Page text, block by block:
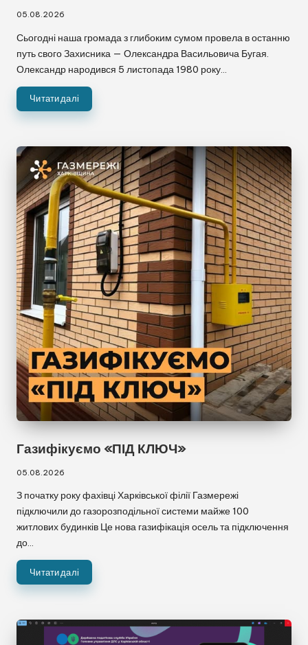
05.08.2026
Сьогодні наша громада з глибоким сумом провела в останню
путь свого Захисника — Олександра Васильовича Бугая.
Олександр народився 5 листопада 1980 року…
Читати далі
Газифікуємо «ПІД КЛЮЧ»
05.08.2026
З початку року фахівці Харківської філії Газмережі
підключили до газорозподільної системи майже 100
житлових будинків Це нова газифікація осель та підключення
до…
Читати далі